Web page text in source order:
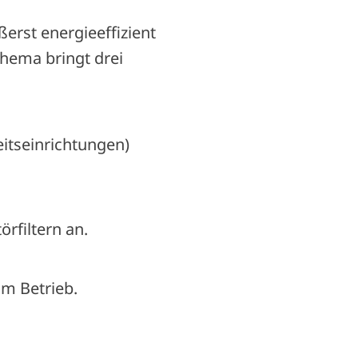
energieeffizient
bringt drei
an.
Betrieb.